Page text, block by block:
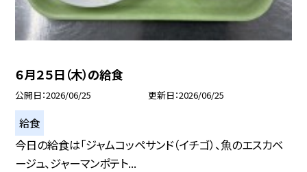
６月２５日（木）の給食
公開日 2026/06/25 更新日 2026/06/25
給食
今日の給食は「ジャムコッペサンド（イチゴ）、魚のエスカベ
ージュ、ジャーマンポテト...